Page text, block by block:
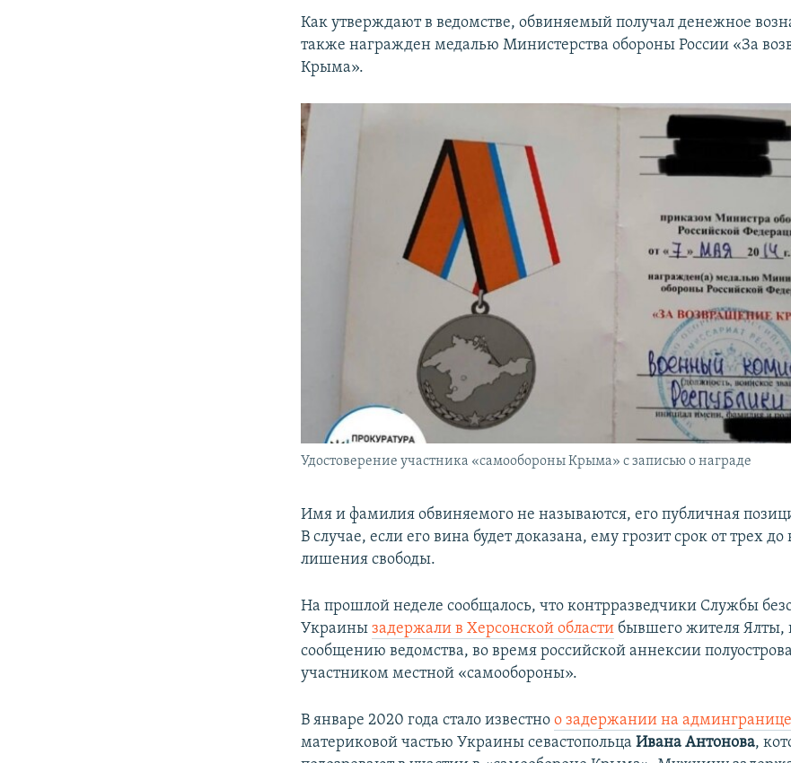
Как утверждают в ведомстве, обвиняемый получал денежное
также награжден медалью Министерства обороны России «За
Крыма».
Удостоверение участника «самообороны Крыма» с записью о награде
Имя и фамилия обвиняемого не называются, его публичная
В случае, если его вина будет доказана, ему грозит срок от трех до
лишения свободы.
На прошлой неделе сообщалось, что контрразведчики Службы
Украинызадержали в Херсонской области бывшего жителя Ялты,
сообщению ведомства, во время российской аннексии
участником местной «самообороны».
В январе 2020 года стало известноо задержании на админгранице
материковой частью Украины севастопольцаИвана Антонова,